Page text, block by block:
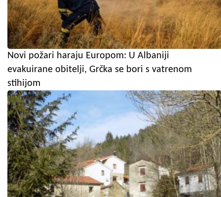
Novi požari haraju Europom: U Albaniji
evakuirane obitelji, Grčka se bori s vatrenom
stihijom